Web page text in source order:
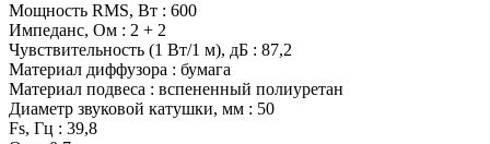
Мощность RMS, Вт : 600
Импеданс, Ом : 2 + 2
Чувствительность (1 Вт/1 м), дБ : 87,2
Материал диффузора : бумага
Материал подвеса : вспененный полиуретан
Диаметр звуковой катушки, мм : 50
Fs, Гц : 39,8